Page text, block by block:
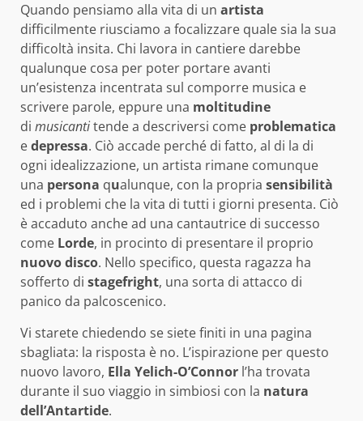
Quando pensiamo alla vita di un artista
difficilmente riusciamo a focalizzare quale sia la sua
difficoltà insita. Chi lavora in cantiere darebbe
qualunque cosa per poter portare avanti
un’esistenza incentrata sul comporre musica e
scrivere parole, eppure una moltitudine
di musicantitende a descriversi come problematica
edepressa. Ciò accade perché di fatto, al di la di
ogni idealizzazione, un artista rimane comunque
una persona qualunque, con la propria sensibilità
ed i problemi che la vita di tutti i giorni presenta. Ciò
è accaduto anche ad una cantautrice di successo
come Lorde, in procinto di presentare il proprio
nuovo disco. Nello specifico, questa ragazza ha
sofferto di stagefright, una sorta di attacco di
panico da palcoscenico.
Vi starete chiedendo se siete finiti in una pagina
sbagliata: la risposta è no. L’ispirazione per questo
nuovo lavoro, Ella Yelich-O’Connor l’ha trovata
durante il suo viaggio in simbiosi con la natura
dell’Antartide.